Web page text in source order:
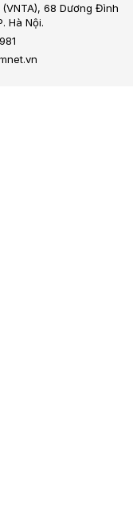
68 Dương Đình
Hà Nội.